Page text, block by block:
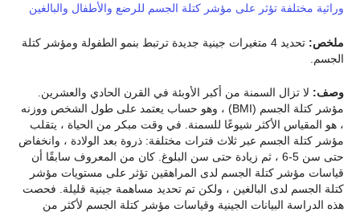
وراثية مختلفة تؤثر على مؤشر كتلة الجسم للرضع والأطفال والبالغين
ملخص:
تحديد 4 متغيرات جينية جديدة ترتبط بنمو الطفولة ومؤشر كتلة
الجسم.
وصف: لا تزال السمنة من أكبر الأوبئة في القرن الحادي والعشرين.
مؤشر كتلة الجسم (BMI) ، وهو حساب يعتمد على طول الشخص ووزنه
، هو المقياس الأكثر شيوعًا للسمنة. في وقت مبكر من الحياة ، يتقلب
مؤشر كتلة الجسم عبر ثلاث فترات مختلفة: ذروة بعد الولادة ، وانخفاض
حتى سن 5-6 ، ثم زيادة حتى سن البلوغ. كان من المعروف سابقًا أن
قياسات مؤشر كتلة الجسم لدى المراهقين تؤثر على مستويات مؤشر
كتلة الجسم لدى البالغين ، ولكن تم تحديد مساهمة جينية قليلة. فحصت
هذه الدراسة البيانات الجينية وقياسات مؤشر كتلة الجسم لأكثر من